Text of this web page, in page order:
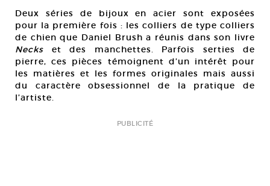
Deux séries de bijoux en acier sont exposées
pour la première fois : les colliers de type colliers
de chien que Daniel Brush a réunis dans son livre
Necks et des manchettes. Parfois serties de
pierre, ces pièces témoignent d’un intérêt pour
les matières et les formes originales mais aussi
du caractère obsessionnel de la pratique de
l’artiste.
PUBLICITÉ